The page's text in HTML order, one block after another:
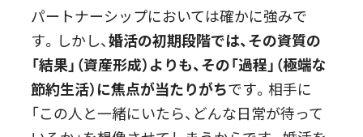
パートナーシップにおいては確かに強みで
す。しかし、婚活の初期段階では、その資質の
「結果」（資産形成）よりも、その「過程」（極端な
節約生活）に焦点が当たりがちです。相手に
「この人と一緒にいたら、どんな日常が待って